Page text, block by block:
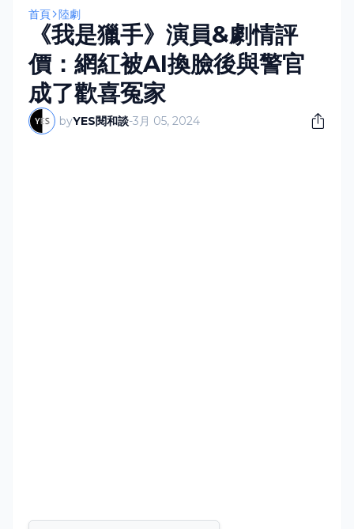
首頁 陸劇
《我是獵手》演員&劇情評
價：網紅被AI換臉後與警官
成了歡喜冤家
byYES閱和談-3月 05, 2024